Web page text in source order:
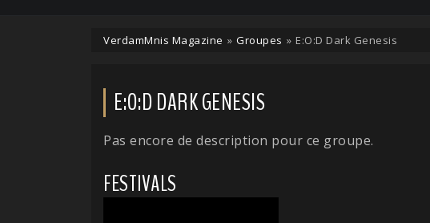
VerdamMnis Magazine » Groupes » E:O:D Dark Genesis
E:O:D DARK GENESIS
Pas encore de description pour ce groupe.
FESTIVALS